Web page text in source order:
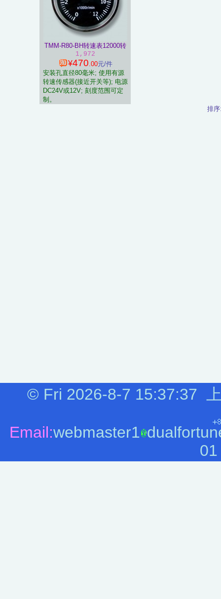
TMM-R80-BH转速表12000转
1,972
¥470 .00元/件
安装孔直径80毫米; 使用有源
转速传感器(接近开关等); 电源
DC24V或12V; 刻度范围可定
制。
排
© Fri 2026-8-7 15:37:37
Email:webmaster1